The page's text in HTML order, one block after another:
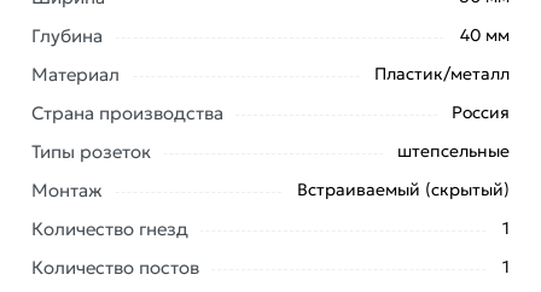
Условия доставки и цены на товар Розетка Systeme
16А, IP20 в сборе SE GSL000746 из категории
Розетки штепсельные
действительны в Москве и
области.
Наши профессиональные менеджеры обработают
Глубина 40 мм
Материал Пластик/металл
Страна производства Россия
Типы розеток штепсельные
Монтаж Встраиваемый (скрытый)
Количество гнезд 1
Количество постов 1